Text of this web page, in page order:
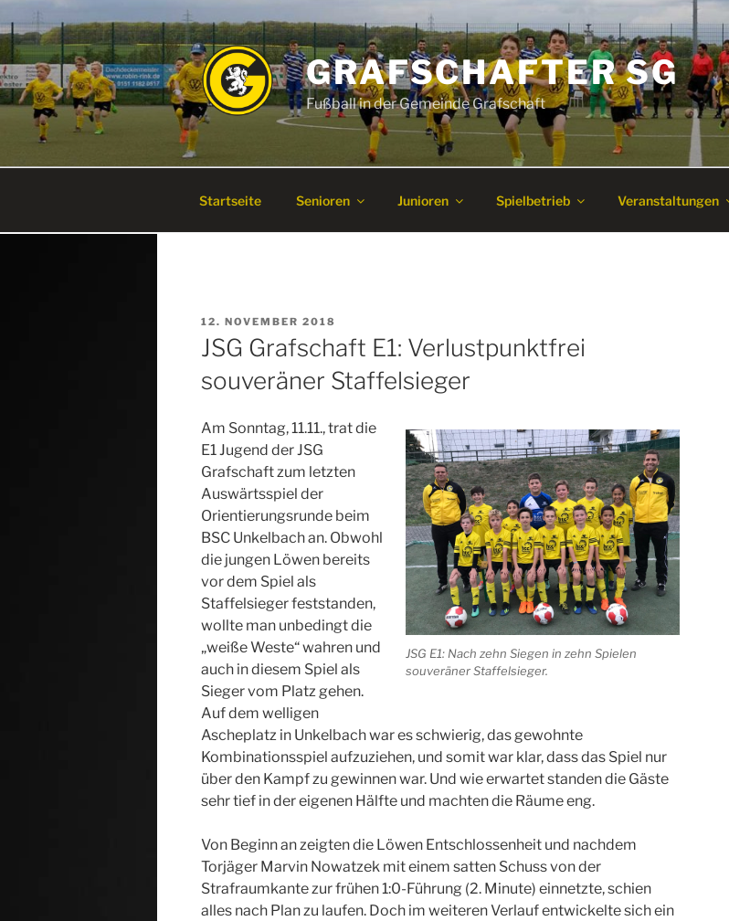
Inhalt
springen
GRAFSCHAFTER SG
Fußball in der Gemeinde Grafschaft
Startseite Senioren Junioren Spielbetrieb Veranstaltungen
VERÖFFENTLICHT
AM
12. NOVEMBER 2018
JSG Grafschaft E1: Verlustpunktfrei
souveräner Staffelsieger
JSG E1: Nach zehn Siegen in zehn Spielen
souveräner Staffelsieger.
Am Sonntag, 11.11., trat die
E1 Jugend der JSG
Grafschaft zum letzten
Auswärtsspiel der
Orientierungsrunde beim
BSC Unkelbach an. Obwohl
die jungen Löwen bereits
vor dem Spiel als
Staffelsieger feststanden,
wollte man unbedingt die
„weiße Weste“ wahren und
auch in diesem Spiel als
Sieger vom Platz gehen.
Auf dem welligen
Ascheplatz in Unkelbach war es schwierig, das gewohnte
Kombinationsspiel aufzuziehen, und somit war klar, dass das Spiel nur
über den Kampf zu gewinnen war. Und wie erwartet standen die Gäste
sehr tief in der eigenen Hälfte und machten die Räume eng.
Von Beginn an zeigten die Löwen Entschlossenheit und nachdem
Torjäger Marvin Nowatzek mit einem satten Schuss von der
Strafraumkante zur frühen 1:0-Führung (2. Minute) einnetzte, schien
alles nach Plan zu laufen. Doch im weiteren Verlauf entwickelte sich ein